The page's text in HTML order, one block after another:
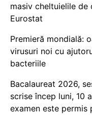
masiv cheltuielile de
Eurostat
Premieră mondială:
virusuri noi cu
bacteriile
Bacalaureat 2026,
scrise încep luni, 10
examen este permis